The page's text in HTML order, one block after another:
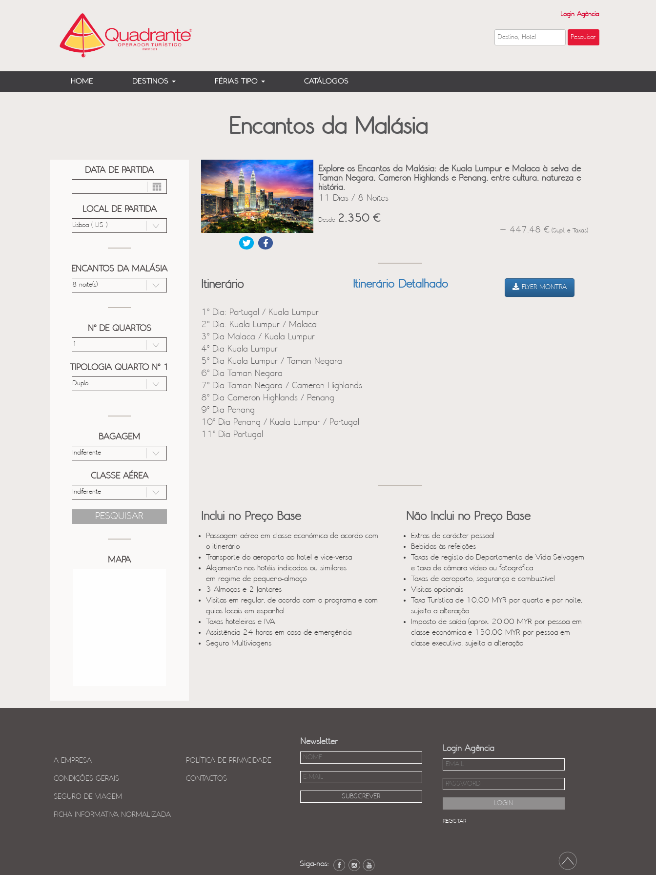
Login Agência
HOME DESTINOS FÉRIAS TIPO CATÁLOGOS
Encantos da Malásia
DATA DE PARTIDA
LOCAL DE PARTIDA
ENCANTOS DA MALÁSIA
Nº DE QUARTOS
TIPOLOGIA QUARTO Nº 1
BAGAGEM
CLASSE AÉREA
PESQUISAR
MAPA
Explore os Encantos da Malásia: de Kuala Lumpur e Malaca à selva de
Taman Negara, Cameron Highlands e Penang, entre cultura, natureza e
história.
11 Dias / 8 Noites
Desde 2,350 €
+ 447.48 € (Supl. e Taxas)
Itinerário Itinerário Detalhado FLYER MONTRA
1º Dia: Portugal / Kuala Lumpur
2º Dia: Kuala Lumpur / Malaca
3º Dia Malaca / Kuala Lumpur
4º Dia Kuala Lumpur
5º Dia Kuala Lumpur / Taman Negara
6º Dia Taman Negara
7º Dia Taman Negara / Cameron Highlands
8º Dia Cameron Highlands / Penang
9º Dia Penang
10º Dia Penang / Kuala Lumpur / Portugal
11º Dia Portugal
Inclui no Preço Base
Passagem aérea em classe económica de acordo com
o itinerário
Transporte do aeroporto ao hotel e vice-versa
Alojamento nos hotéis indicados ou similares
em regime de pequeno-almoço
3 Almoços e 2 Jantares
Visitas em regular, de acordo com o programa e com
guias locais em espanhol
Taxas hoteleiras e IVA
Assistência 24 horas em caso de emergência
Seguro Multiviagens
Não Inclui no Preço Base
Extras de carácter pessoal
Bebidas às refeições
Taxas de registo do Departamento de Vida Selvagem
e taxa de câmara vídeo ou fotográfica
Taxas de aeroporto, segurança e combustível
Visitas opcionais
Taxa Turística de 10.00 MYR por quarto e por noite,
sujeito a alteração
Imposto de saída (aprox. 20.00 MYR por pessoa em
classe económica e 150.00 MYR por pessoa em
classe executiva, sujeita a alteração
A EMPRESA
CONDIÇÕES GERAIS
SEGURO DE VIAGEM
FICHA INFORMATIVA NORMALIZADA
POLÍTICA DE PRIVACIDADE
CONTACTOS
Newsletter
Login Agência
REGISTAR
Siga-nos: